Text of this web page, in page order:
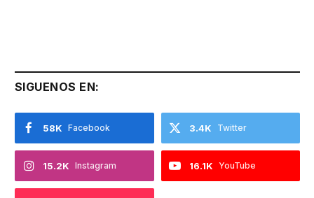
SIGUENOS EN:
Facebook
58K Twitter
3.4K
Instagram
15.2K YouTube
16.1K